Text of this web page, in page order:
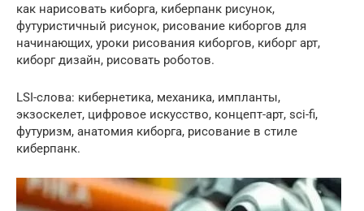
как нарисовать киборга, киберпанк рисунок,
футуристичный рисунок, рисование киборгов для
начинающих, уроки рисования киборгов, киборг арт,
киборг дизайн, рисовать роботов.
LSI-слова: кибернетика, механика, импланты,
экзоскелет, цифровое искусство, концепт-арт, sci-fi,
футуризм, анатомия киборга, рисование в стиле
киберпанк.